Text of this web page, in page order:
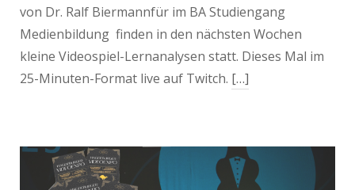
von Dr. Ralf Biermannfür im BA Studiengang
Medienbildung finden in den nächsten Wochen
kleine Videospiel-Lernanalysen statt. Dieses Mal im
25-Minuten-Format live auf Twitch. […]